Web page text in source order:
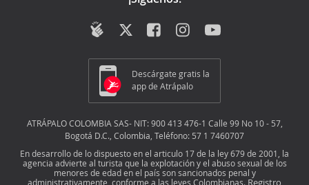
Descárgate gratis la
app de Atrápalo
ATRÁPALO COLOMBIA SAS- NIT: 900 413 476-1 Calle 99 No 10 - 57,
Bogotá D.C., Colombia, Teléfono: 57 1 7460707
En desarrollo de lo dispuesto en el articulo 17 de la ley 679 de 2001, la
agencia advierte al turista que la explotación y el abuso sexual de los
menores de edad en el país son sancionados penal y
administrativamente, conforme a las leyes Colombianas. Registro